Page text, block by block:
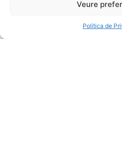
Veure
Política de
Rutes en